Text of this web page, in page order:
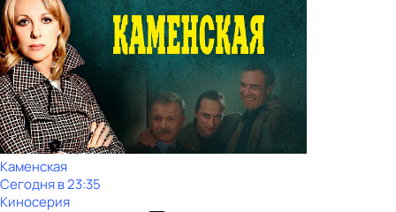
Каменская
Сегодня в 23:35
Киносерия